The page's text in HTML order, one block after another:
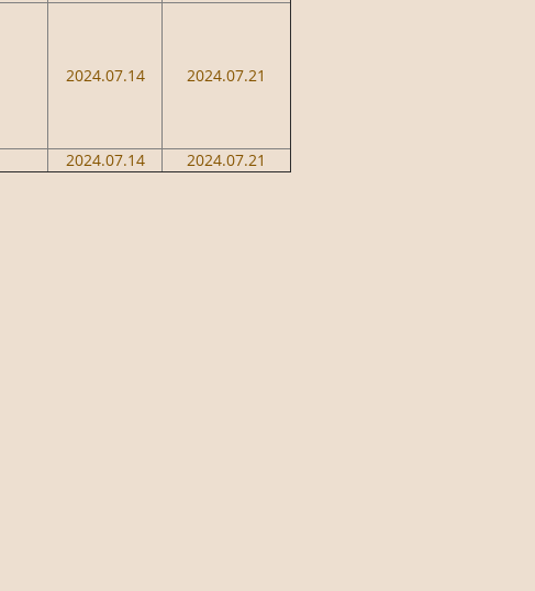
2024.07.14 2024.07.21
2024.07.14 2024.07.21